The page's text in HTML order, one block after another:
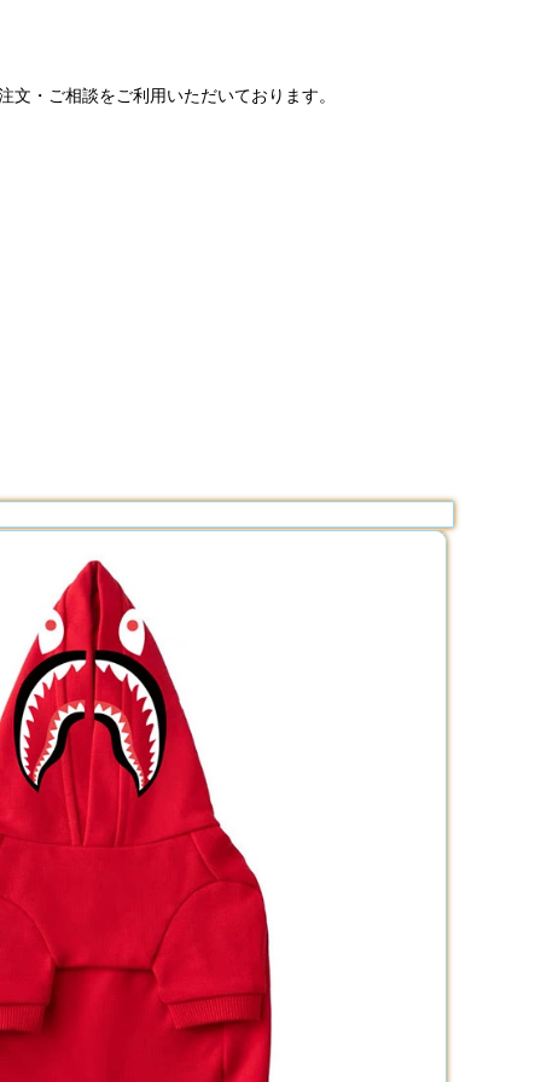
・ご相談をご利用いただいております。